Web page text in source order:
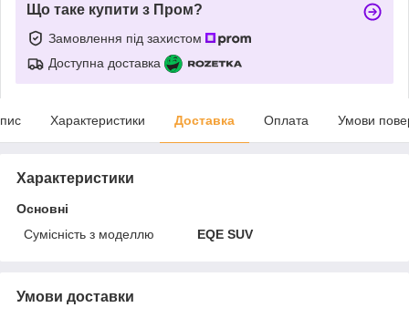
Що таке купити з Пром?
Замовлення під захистом
Доступна доставка
Характеристики Доставка Оплата Умови
Характеристики
Основні
Сумісність з моделлю
EQE SUV
Умови доставки